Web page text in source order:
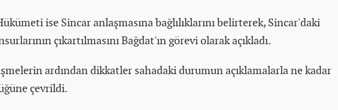
ise Sincar anlaşmasına bağlılıklarını belirterek, Sincar'daki
çıkartılmasını Bağdat'ın görevi olarak açıkladı.
ardından dikkatler sahadaki durumun açıklamalarla ne kadar
çevrildi.